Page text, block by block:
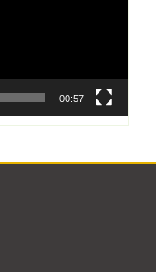
00:57